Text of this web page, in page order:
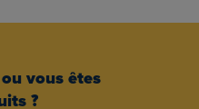
vous êtes
?